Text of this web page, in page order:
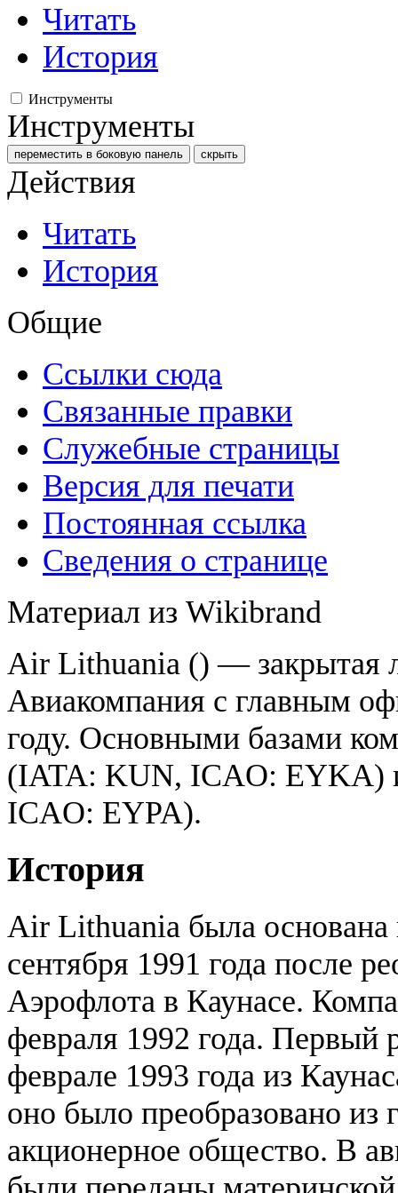
Читать
История
Инструменты
Инструменты
переместить в боковую панель скрыть
Действия
Читать
История
Общие
Ссылки сюда
Связанные правки
Служебные страницы
Версия для печати
Постоянная ссылка
Сведения о странице
Материал из Wikibrand
Air Lithuania () — закрытая
Авиакомпания с главным
году. Основными базами
(IATA: KUN, ICAO: EYKA)
ICAO: EYPA).
История
Air Lithuania была основана
сентября 1991 года после
Аэрофлота в Каунасе.
февраля 1992 года. Первый
феврале 1993 года из
оно было преобразовано из
акционерное общество. В